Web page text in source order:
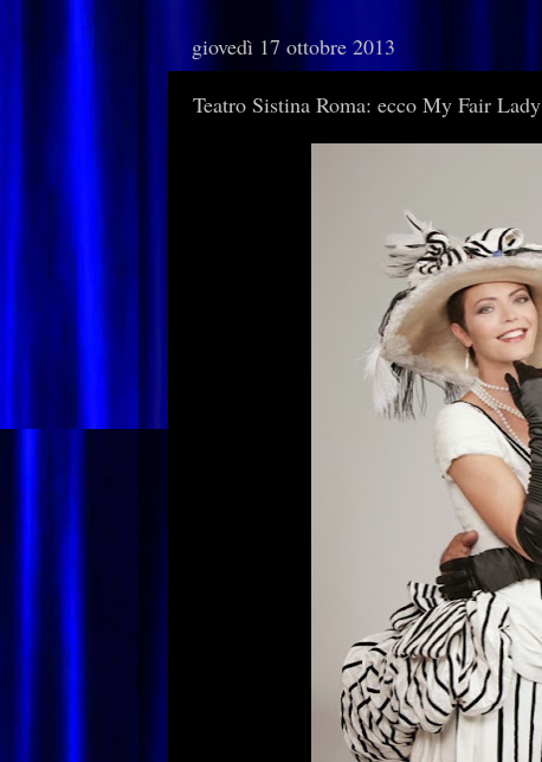
giovedì 17 ottobre 2013
Teatro Sistina Roma: ecco My Fair Lady